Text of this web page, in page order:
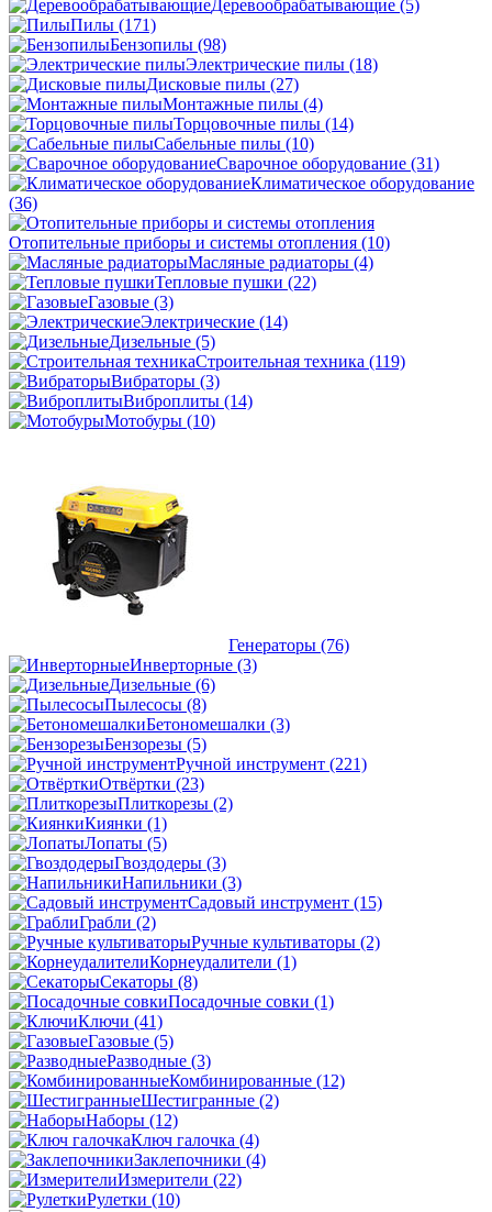
Деревообрабатывающие (5)
Пилы (171)
Бензопилы (98)
Электрические пилы (18)
Дисковые пилы (27)
Монтажные пилы (4)
Торцовочные пилы (14)
Сабельные пилы (10)
Сварочное оборудование (31)
Климатическое оборудование
(36)
Отопительные приборы и системы отопления (10)
Масляные радиаторы (4)
Тепловые пушки (22)
Газовые (3)
Электрические (14)
Дизельные (5)
Строительная техника (119)
Вибраторы (3)
Виброплиты (14)
Мотобуры (10)
Генераторы (76)
Инверторные (3)
Дизельные (6)
Пылесосы (8)
Бетономешалки (3)
Бензорезы (5)
Ручной инструмент (221)
Отвёртки (23)
Плиткорезы (2)
Киянки (1)
Лопаты (5)
Гвоздодеры (3)
Напильники (3)
Садовый инструмент (15)
Грабли (2)
Ручные культиваторы (2)
Корнеудалители (1)
Секаторы (8)
Посадочные совки (1)
Ключи (41)
Газовые (5)
Разводные (3)
Комбинированные (12)
Шестигранные (2)
Наборы (12)
Ключ галочка (4)
Заклепочники (4)
Измерители (22)
Рулетки (10)